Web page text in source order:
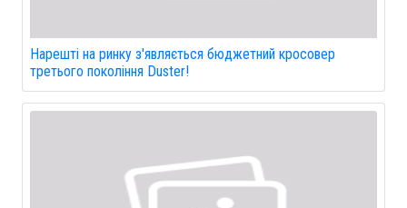
Нарешті на ринку з'являється бюджетний кросовер
третього покоління Duster!